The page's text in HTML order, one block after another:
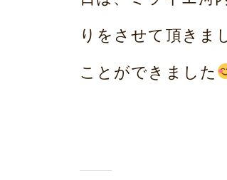
りをさせて頂きま
ことができました